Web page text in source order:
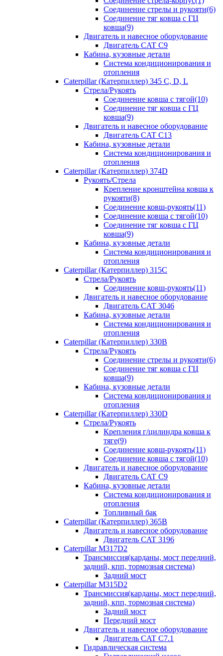
Соединение стрелы и рукояти(6)
Соединение тяг ковша с ГЦ
ковша(9)
Двигатель и навесное оборудование
Двигатель CAT C9
Кабина, кузовные детали
Система кондиционирования и
отопления
Caterpillar (Катерпиллер) 345 C, D, L
Стрела/Рукоять
Соединение ковша с тягой(10)
Соединение тяг ковша с ГЦ
ковша(9)
Двигатель и навесное оборудование
Двигатель CAT C13
Кабина, кузовные детали
Система кондиционирования и
отопления
Caterpillar (Катерпиллер) 374D
Рукоять/Стрела
Крепление кронштейна ковша к
рукояти(8)
Соединение ковш-рукоять(11)
Соединение ковша с тягой(10)
Соединение тяг ковша с ГЦ
ковша(9)
Кабина, кузовные детали
Система кондиционирования и
отопления
Caterpillar (Катерпиллер) 315C
Стрела/Рукоять
Соединение ковш-рукоять(11)
Двигатель и навесное оборудование
Двигатель CAT 3046
Кабина, кузовные детали
Система кондиционирования и
отопления
Caterpillar (Катерпиллер) 330B
Стрела/Рукоять
Соединение стрелы и рукояти(6)
Соединение тяг ковша с ГЦ
ковша(9)
Кабина, кузовные детали
Система кондиционирования и
отопления
Caterpillar (Катерпиллер) 330D
Стрела/Рукоять
Крепления г/цилиндра ковша к
тяге(9)
Соединение ковш-рукоять(11)
Соединение ковша с тягой(10)
Двигатель и навесное оборудование
Двигатель CAT C9
Кабина, кузовные детали
Система кондиционирования и
отопления
Топливный бак
Caterpillar (Катерпиллер) 365B
Двигатель и навесное оборудование
Двигатель CAT 3196
Caterpillar M317D2
Трансмиссия(карданы, мост передний,
задний, кпп, тормозная система)
Задний мост
Caterpillar M315D2
Трансмиссия(карданы, мост передний,
задний, кпп, тормозная система)
Задний мост
Передний мост
Двигатель и навесное оборудование
Двигатель CAT C7.1
Гидравлическая система